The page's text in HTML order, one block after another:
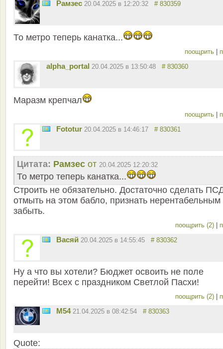
Рамзес 20.04.2025 в 12:20:32 # 830359
То метро теперь канатка...
поощрить
alpha_portal 20.04.2025 в 13:50:48 # 830360
Маразм крепчал
поощрить
Fototur 20.04.2025 в 14:46:17 # 830361
Цитата: Рамзес от 20.04.2025 12:20:32
То метро теперь канатка...
Строить не обязательно. Достаточно сделать
отмыть на этом бабло, признать нерентабельным
забыть.
поощрить (2)
Васяй 20.04.2025 в 14:55:45 # 830362
Ну а что вы хотели? Бюджет освоить не поле
перейти! Всех с праздником Светлой Пасхи!
поощрить (2)
M54 21.04.2025 в 08:42:54 # 830363
Quote: